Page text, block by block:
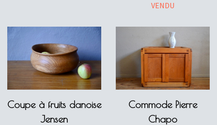
VENDU
Coupe à fruits danoise
Jensen
Commode Pierre
Chapo